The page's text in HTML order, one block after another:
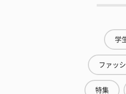
学
ファッ
特集